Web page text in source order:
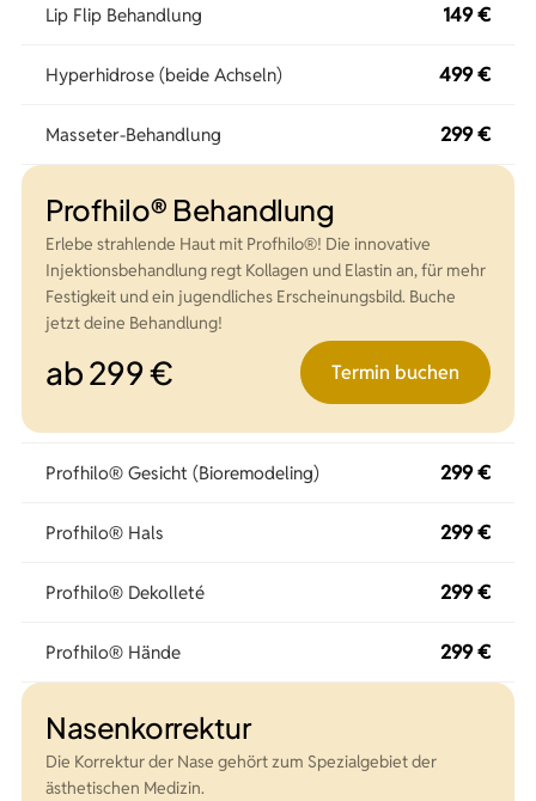
Lip Flip Behandlung 149 €
Hyperhidrose (beide Achseln) 499 €
Masseter-Behandlung 299 €
Profhilo® Behandlung
Erlebe strahlende Haut mit Profhilo®! Die innovative
Injektionsbehandlung regt Kollagen und Elastin an, für mehr
Festigkeit und ein jugendliches Erscheinungsbild. Buche
jetzt deine Behandlung!
ab 299 € Termin buchen
Profhilo® Gesicht (Bioremodeling) 299 €
Profhilo® Hals 299 €
Profhilo® Dekolleté 299 €
Profhilo® Hände 299 €
Nasenkorrektur
Die Korrektur der Nase gehört zum Spezialgebiet der
ästhetischen Medizin.